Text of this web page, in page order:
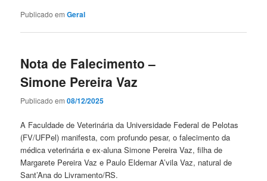
Publicado em Geral
Nota de Falecimento –
Simone Pereira Vaz
Publicado em08/12/2025
A Faculdade de Veterinária da Universidade Federal de Pelotas
(FV/UFPel) manifesta, com profundo pesar, o falecimento da
médica veterinária e ex-aluna Simone Pereira Vaz, filha de
Margarete Pereira Vaz e Paulo Eldemar A’vila Vaz, natural de
Sant’Ana do Livramento/RS.